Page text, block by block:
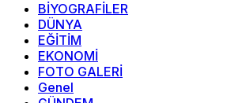
BİYOGRAFİLER
DÜNYA
EĞİTİM
EKONOMİ
FOTO GALERİ
Genel